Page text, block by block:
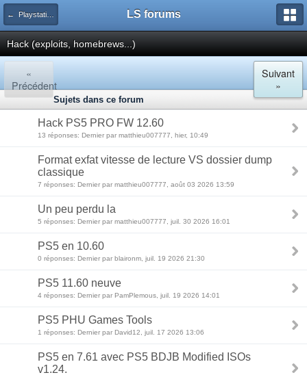
← Playstation 5 LS forums
Hack (exploits, homebrews...)
«
Précédent
Suivant
»
Sujets dans ce forum
Hack PS5 PRO FW 12.60
13 réponses: Dernier par matthieu007777, hier, 10:49
Format exfat vitesse de lecture VS dossier dump
classique
7 réponses: Dernier par matthieu007777, août 03 2026 13:59
Un peu perdu la
5 réponses: Dernier par matthieu007777, juil. 30 2026 16:01
PS5 en 10.60
0 réponses: Dernier par blaironm, juil. 19 2026 21:30
PS5 11.60 neuve
4 réponses: Dernier par PamPlemous, juil. 19 2026 14:01
PS5 PHU Games Tools
1 réponses: Dernier par David12, juil. 17 2026 13:06
PS5 en 7.61 avec PS5 BDJB Modified ISOs
v1.24.